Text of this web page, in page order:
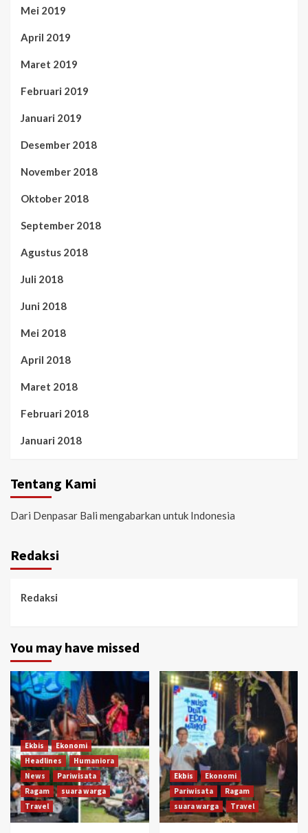
Mei 2019
April 2019
Maret 2019
Februari 2019
Januari 2019
Desember 2018
November 2018
Oktober 2018
September 2018
Agustus 2018
Juli 2018
Juni 2018
Mei 2018
April 2018
Maret 2018
Februari 2018
Januari 2018
Tentang Kami
Dari Denpasar Bali mengabarkan untuk Indonesia
Redaksi
Redaksi
You may have missed
Ekbis
Ekonomi
Headlines
Humaniora
News
Pariwisata
Ragam
suara warga
Travel
Ekbis
Ekonomi
Pariwisata
Ragam
suara warga
Travel